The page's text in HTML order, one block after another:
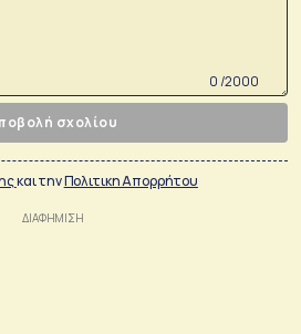
0 /2000
σχολίου
και τηνΠολιτικη Απορρήτου